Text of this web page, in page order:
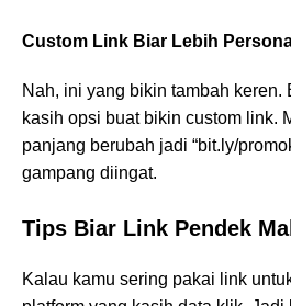
Custom Link Biar Lebih
Nah, ini yang bikin tambah keren.
kasih opsi buat bikin custom link.
panjang berubah jadi “bit.ly/
gampang diingat.
Tips Biar Link Pendek
Kalau kamu sering pakai link